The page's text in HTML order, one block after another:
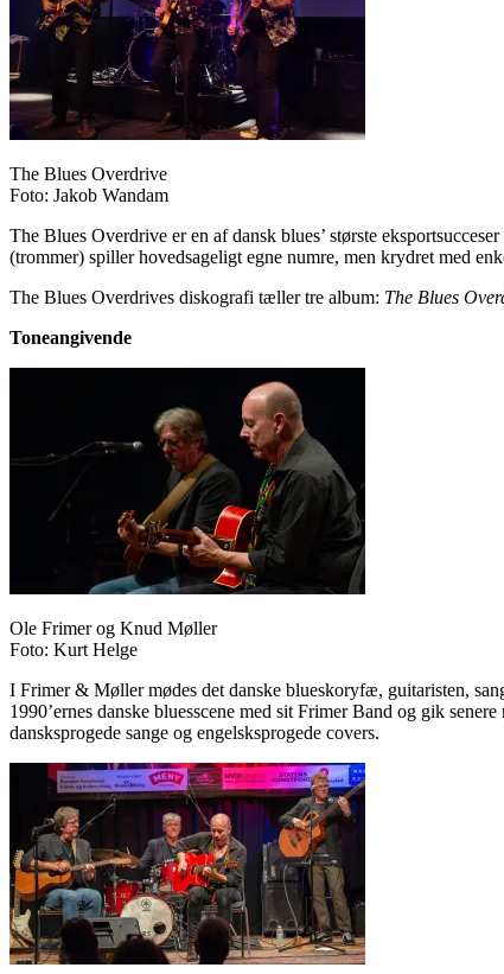
The Blues Overdrive
Foto: Jakob Wandam
The Blues Overdrive er en af dansk blues’ største
(trommer) spiller hovedsageligt egne numre, men krydret med
The Blues Overdrives diskografi tæller tre album: The Blues
Toneangivende
Ole Frimer og Knud Møller
Foto: Kurt Helge
I Frimer & Møller mødes det danske blueskoryfæ, guitaristen,
1990’ernes danske bluesscene med sit Frimer Band og gik
dansksprogede sange og engelsksprogede covers.